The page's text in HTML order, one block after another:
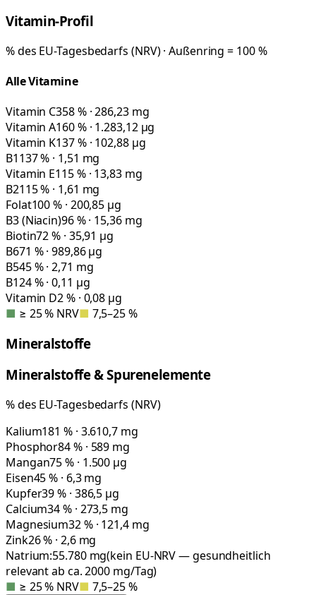
Vitamin-Profil
% des EU-Tagesbedarfs (NRV) · Außenring = 100 %
Alle Vitamine
Vitamin C358 % · 286,23 mg
Vitamin A160 % · 1.283,12 µg
Vitamin K137 % · 102,88 µg
B1137 % · 1,51 mg
Vitamin E115 % · 13,83 mg
B2115 % · 1,61 mg
Folat100 % · 200,85 µg
B3 (Niacin)96 % · 15,36 mg
Biotin72 % · 35,91 µg
B671 % · 989,86 µg
B545 % · 2,71 mg
B124 % · 0,11 µg
Vitamin D2 % · 0,08 µg
■ ≥ 25 % NRV■ 7,5–25 %
Mineralstoffe
Mineralstoffe & Spurenelemente
% des EU-Tagesbedarfs (NRV)
Kalium181 % · 3.610,7 mg
Phosphor84 % · 589 mg
Mangan75 % · 1.500 µg
Eisen45 % · 6,3 mg
Kupfer39 % · 386,5 µg
Calcium34 % · 273,5 mg
Magnesium32 % · 121,4 mg
Zink26 % · 2,6 mg
Natrium:55.780mg(kein EU-NRV — gesundheitlich
relevant ab ca. 2000 mg/Tag)
■ ≥ 25 % NRV■ 7,5–25 %